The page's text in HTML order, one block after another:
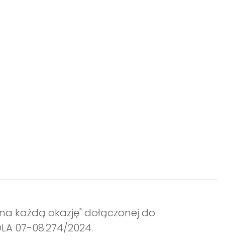
każdą okazję" dołączonej do
07-08.274/2024.